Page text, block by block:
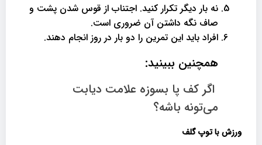
نه بار دیگر تکرار کنید. اجتناب از قوس شدن پشت و
صاف نگه داشتن آن ضروری است.
افراد باید این تمرین را دو بار در روز انجام دهند.
همچنین ببینید:
اگر کف پا بسوزه علامت دیابت
می‌تونه باشه؟
ورزش با توپ گلف